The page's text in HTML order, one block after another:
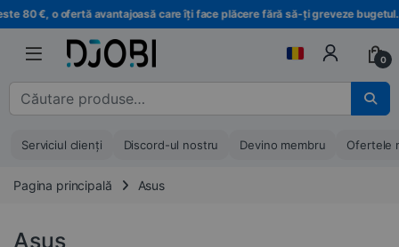
Treci la navigare
Treci la conținut
€, o ofertă avantajoasă care îți face plăcere fără să-ți greveze bugetul.
0
Căutare pentru :
Serviciul clienți Discord-ul nostru Devino membru Ofertele
Pagina principală Asus
Asus